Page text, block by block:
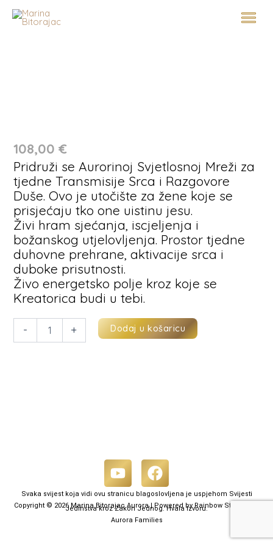
Skip
108,00€
Pridruži se Aurorinoj Svjetlosnoj Mreži za
tjedne Transmisije Srca i Razgovore
Duše. Ovo je utočište za žene koje se
prisjećaju tko one uistinu jesu.
Živi hram sjećanja, iscjeljenja i
božanskog utjelovljenja. Prostor tjedne
duhovne prehrane, aktivacije srca i
duboke prisutnosti.
Živo energetsko polje kroz koje se
Kreatorica budi u tebi.
-
količina
+ Dodaj u košaricu
Y
o
u
t
F
a
c
e
Svaka svijest koja vidi ovu stranicu blagoslovljena je uspjehom Svijesti
Jedinstva kroz Zakon Jednog. Hvala Izvoru.
Copyright © 2026 Marina Bitorajac Aurora | Powered by Rainbow Storm and
Aurora Families